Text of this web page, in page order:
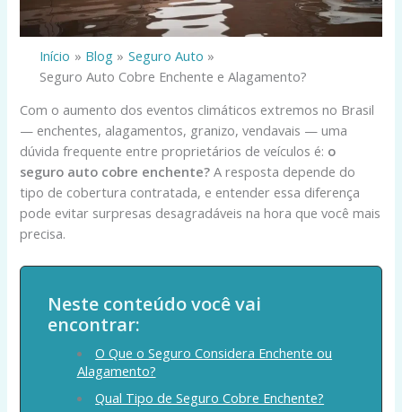
Início Blog
Seguro Auto
Seguro Auto Cobre Enchente e Alagamento?
Com o aumento dos eventos climáticos extremos no Brasil
— enchentes, alagamentos, granizo, vendavais — uma
dúvida frequente entre proprietários de veículos é: o
seguro auto cobre enchente? A resposta depende do
tipo de cobertura contratada, e entender essa diferença
pode evitar surpresas desagradáveis na hora que você mais
precisa.
Neste conteúdo você vai
encontrar:
O Que o Seguro Considera Enchente ou
Alagamento?
Qual Tipo de Seguro Cobre Enchente?